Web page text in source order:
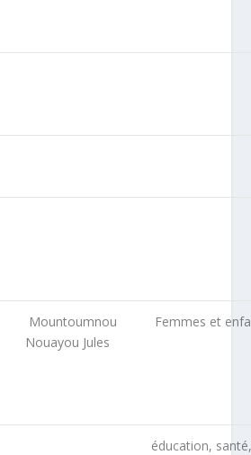
Mountoumnou
Nouayou Jules
Femmes et
éducation,